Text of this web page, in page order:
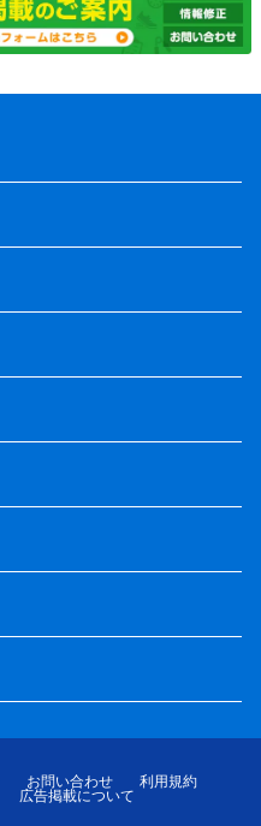
お問い合わせ
利用規約
広告掲載について